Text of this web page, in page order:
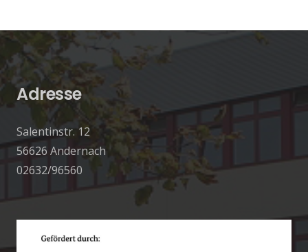
Adresse
Salentinstr. 12
56626 Andernach
02632/96560